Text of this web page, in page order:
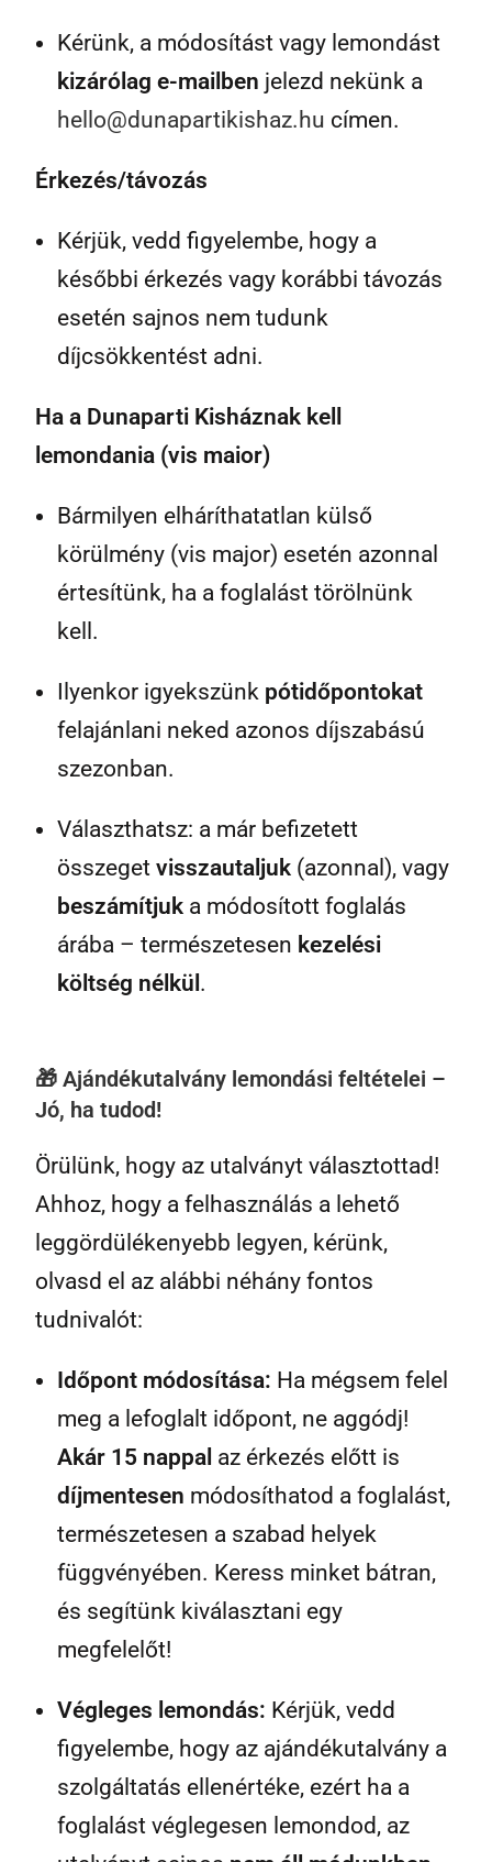
Kérünk, a módosítást vagy lemondást
kizárólag e-mailben jelezd nekünk a
hello@dunapartikishaz.hu címen.
Érkezés/távozás
Kérjük, vedd figyelembe, hogy a
későbbi érkezés vagy korábbi távozás
esetén sajnos nem tudunk
díjcsökkentést adni.
Ha a Dunaparti Kisháznak kell
lemondania (vis maior)
Bármilyen elháríthatatlan külső
körülmény (vis major) esetén azonnal
értesítünk, ha a foglalást törölnünk
kell.
Ilyenkor igyekszünk pótidőpontokat
felajánlani neked azonos díjszabású
szezonban.
Választhatsz: a már befizetett
összegetvisszautaljuk (azonnal), vagy
beszámítjuk a módosított foglalás
árába – természetesen kezelési
költség nélkül .
🎁 Ajándékutalvány lemondási feltételei –
Jó, ha tudod!
Örülünk, hogy az utalványt választottad!
Ahhoz, hogy a felhasználás a lehető
leggördülékenyebb legyen, kérünk,
olvasd el az alábbi néhány fontos
tudnivalót:
Időpont módosítása: Ha mégsem felel
meg a lefoglalt időpont, ne aggódj!
Akár 15 nappal az érkezés előtt is
díjmentesen módosíthatod a foglalást,
természetesen a szabad helyek
függvényében. Keress minket bátran,
és segítünk kiválasztani egy
megfelelőt!
Végleges lemondás: Kérjük, vedd
figyelembe, hogy az ajándékutalvány a
szolgáltatás ellenértéke, ezért ha a
foglalást véglegesen lemondod, az